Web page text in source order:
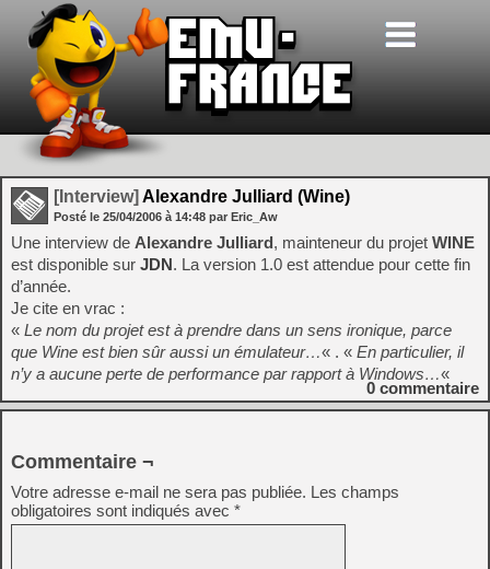
[Interview] Alexandre Julliard (Wine)
Posté le 25/04/2006 à 14:48 par Eric_Aw
Une interview de Alexandre Julliard, mainteneur du projet WINE
est disponible sur JDN. La version 1.0 est attendue pour cette fin
d’année.
Je cite en vrac :
« Le nom du projet est à prendre dans un sens ironique, parce
que Wine est bien sûr aussi un émulateur…« . « En particulier, il
n’y a aucune perte de performance par rapport à Windows…«
0 commentaire
Commentaire ¬
Votre adresse e-mail ne sera pas publiée. Les champs
obligatoires sont indiqués avec *